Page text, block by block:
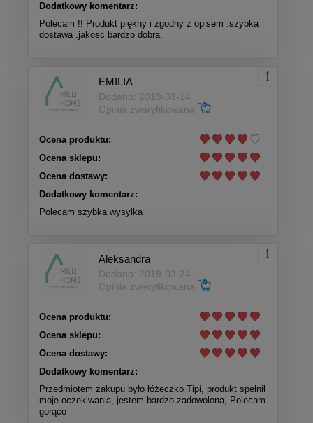
Dodatkowy komentarz:
Polecam !! Produkt piękny i zgodny z opisem .szybka
dostawa .jakosc bardzo dobra.
EMILIA
Dodano: 2019-03-14
Opinia zweryfikowana
Ocena produktu:
Ocena sklepu:
Ocena dostawy:
Dodatkowy komentarz:
Polecam szybka wysylka
Aleksandra
Dodano: 2019-03-24
Opinia zweryfikowana
Ocena produktu:
Ocena sklepu:
Ocena dostawy:
Dodatkowy komentarz:
Przedmiotem zakupu było łóżeczko Tipi, produkt spełnił
moje oczekiwania, jestem bardzo zadowolona, Polecam
gorąco